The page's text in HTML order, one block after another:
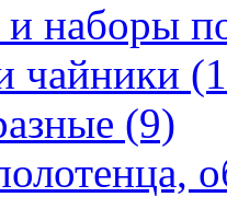
наборы
чайники
(9)